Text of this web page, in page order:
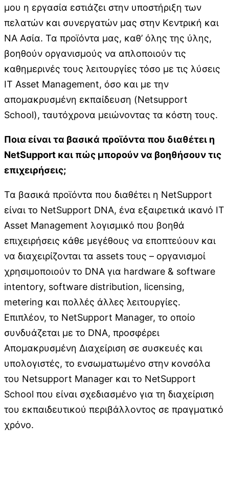
μου η εργασία εστιάζει στην υποστήριξη των
πελατών και συνεργατών μας στην Κεντρική και
ΝΑ Ασία. Τα προϊόντα μας, καθ’ όλης της ύλης,
βοηθούν οργανισμούς να απλοποιούν τις
καθημερινές τους λειτουργίες τόσο με τις λύσεις
IT Asset Management, όσο και με την
απομακρυσμένη εκπαίδευση (Netsupport
School), ταυτόχρονα μειώνοντας τα κόστη τους.
Ποια είναι τα βασικά προϊόντα που διαθέτει η
NetSupport και πώς μπορούν να βοηθήσουν τις
επιχειρήσεις;
Τα βασικά προϊόντα που διαθέτει η ΝetSupport
είναι το NetSupport DNA, ένα εξαιρετικά ικανό ΙT
Αsset Μanagement λογισμικό που βοηθά
επιχειρήσεις κάθε μεγέθους να εποπτεύουν και
να διαχειρίζονται τα assets τους – οργανισμοί
χρησιμοποιούν το DNA για hardware & software
intentory, software distribution, licensing,
metering και πολλές άλλες λειτουργίες.
Επιπλέον, το NetSupport Manager, το οποίο
συνδυάζεται με το DNA, προσφέρει
Απομακρυσμένη Διαχείριση σε συσκευές και
υπολογιστές, το ενσωματωμένο στην κονσόλα
του Netsupport Manager και το ΝetSupport
School που είναι σχεδιασμένο για τη διαχείριση
του εκπαιδευτικού περιβάλλοντος σε πραγματικό
χρόνο.